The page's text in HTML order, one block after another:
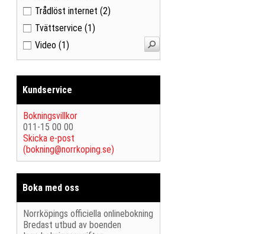
Trådlöst internet (2)
Tvättservice (1)
Video (1)
Kundservice
Bokningsvillkor
011-15 00 00
Skicka e-post
(bokning@norrkoping.se)
Boka med oss
Norrköpings officiella onlinebokning
Bredast utbud av boenden